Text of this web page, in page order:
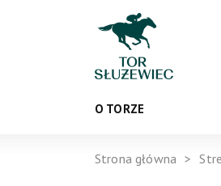
O TORZE
Strona główna